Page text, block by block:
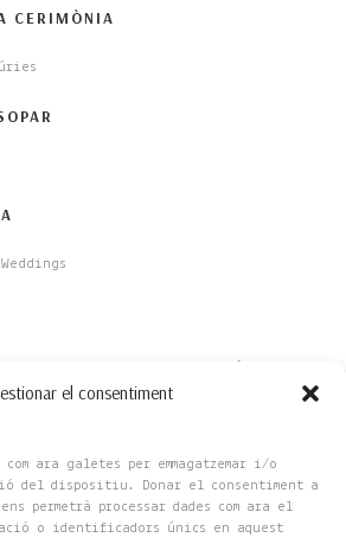
el consentiment
ara galetes per emmagatzemar i/o
del dispositiu. Donar el consentiment a
permetrà processar dades com ara el
o identificadors únics en aquest
CERIMÒNIA